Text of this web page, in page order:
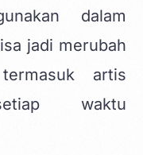
dalam
jadi merubah
artis
waktu